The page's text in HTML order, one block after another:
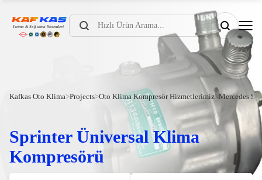
Products
search
Kafkas Oto Klima>Projects>Oto Klima Kompresör Hizmetlerimiz> Mercedes
Sprinter Üniversal Klima
Kompresörü